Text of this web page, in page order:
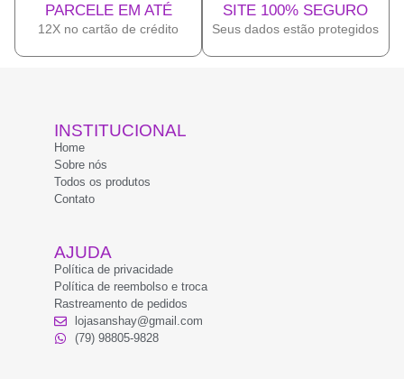
PARCELE EM ATÉ
12X no cartão de crédito
SITE 100% SEGURO
Seus dados estão protegidos
INSTITUCIONAL
Home
Sobre nós
Todos os produtos
Contato
AJUDA
Política de privacidade
Política de reembolso e troca
Rastreamento de pedidos
lojasanshay@gmail.com
(79) 98805-9828